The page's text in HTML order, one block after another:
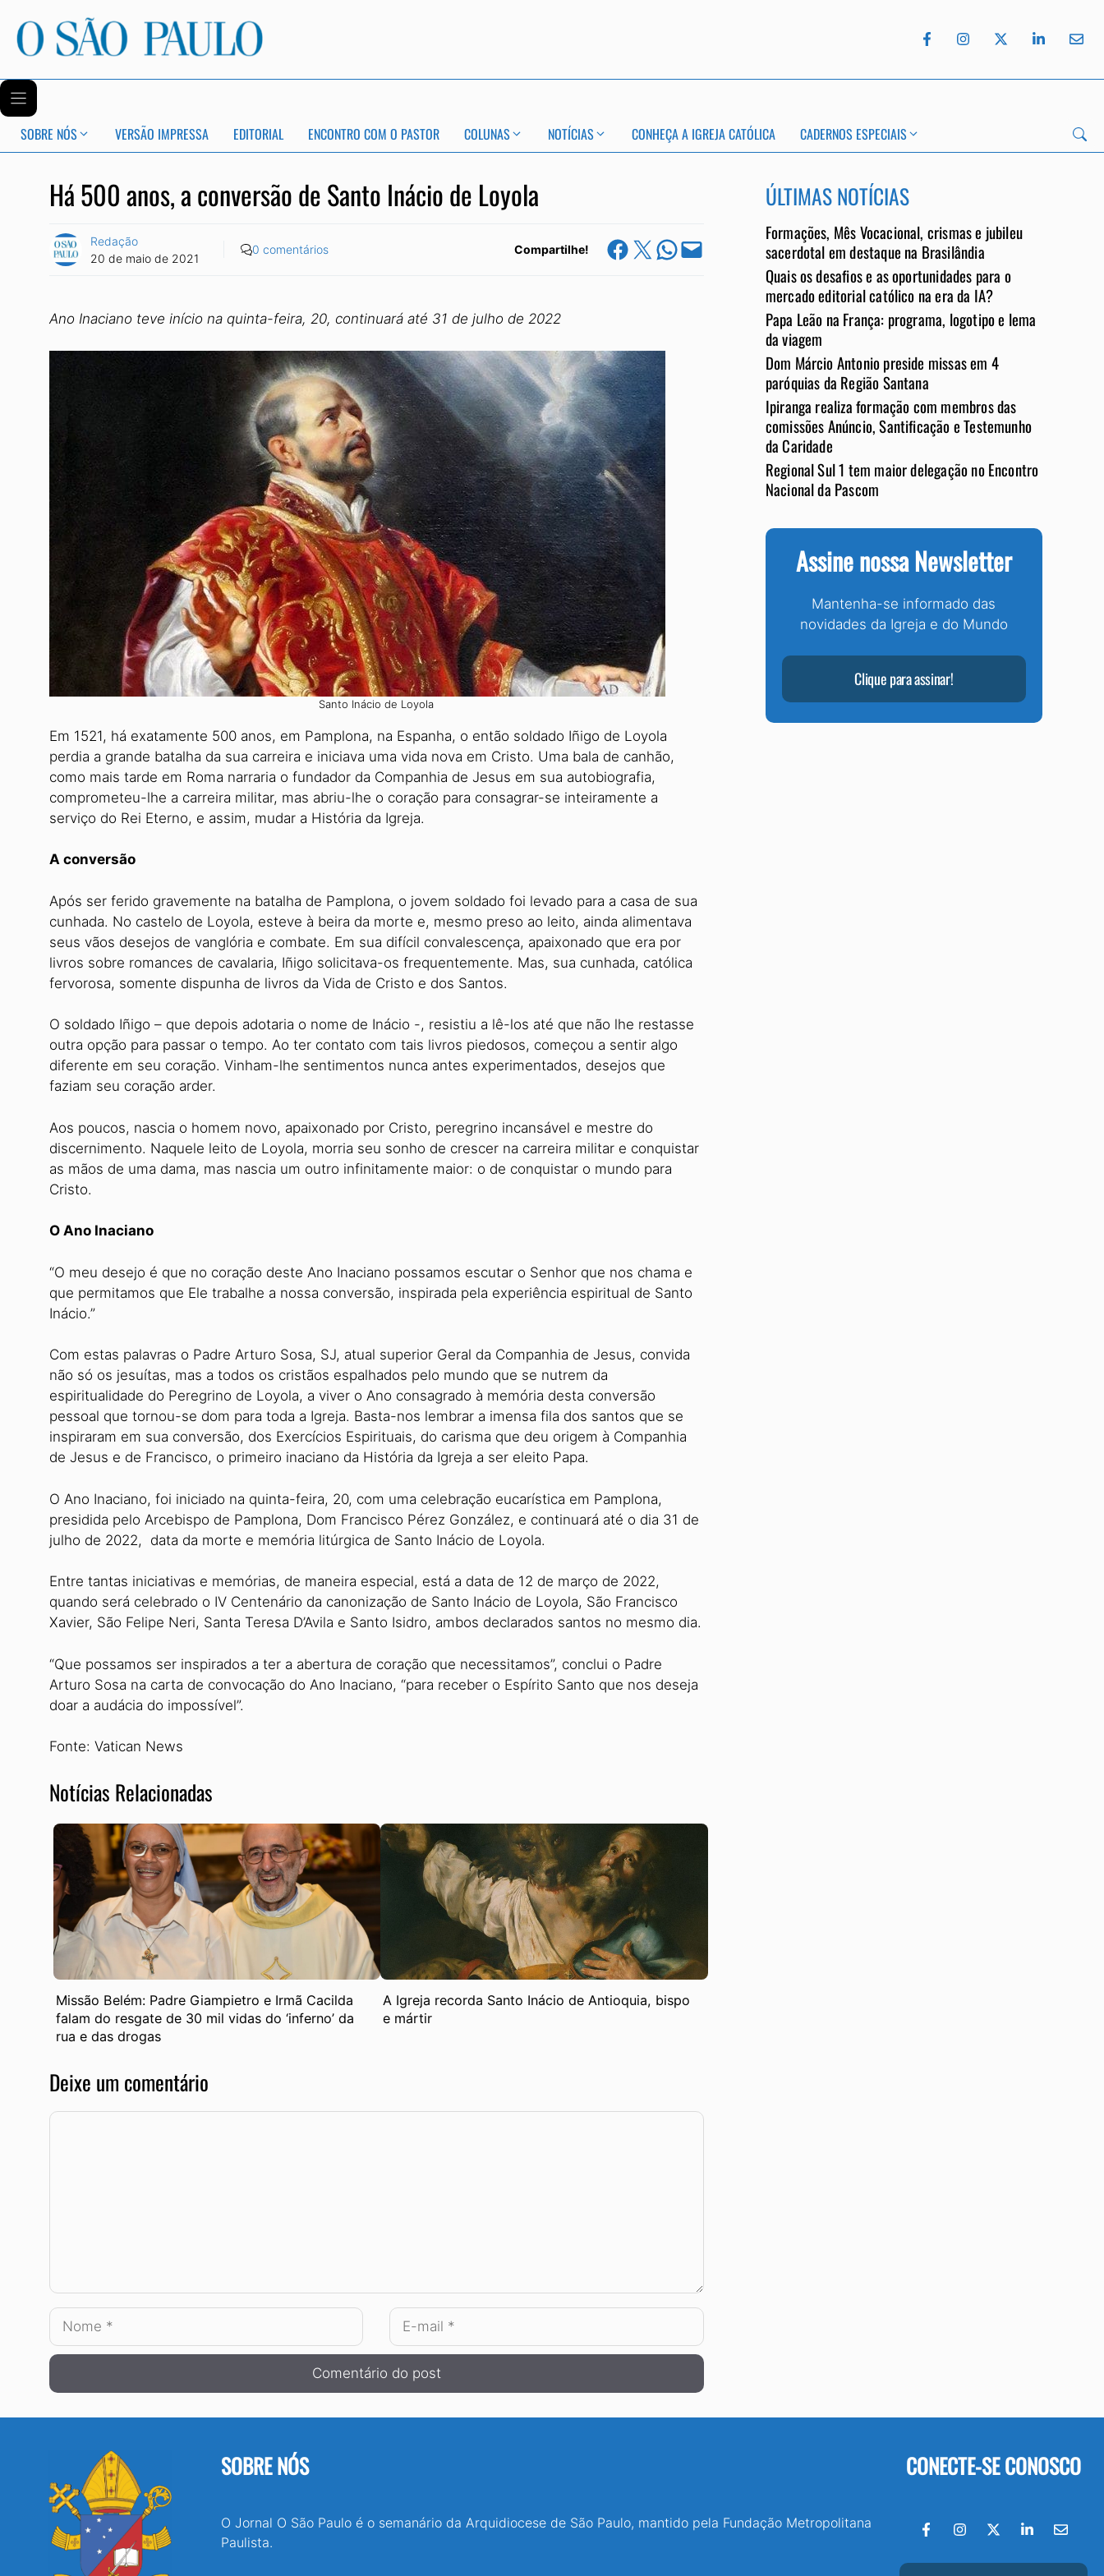
SOBRE NÓS VERSÃO IMPRESSA EDITORIAL ENCONTRO COM O PASTOR COLUNAS NOTÍCIAS CONHEÇA A IGREJA CATÓLICA CADERNOS ESPECIAIS
Há 500 anos, a conversão de Santo Inácio de Loyola
Redação
20 de maio de 2021
0 comentários Compartilhe! Share on Facebook
Share on X Share on WhatsApp
Email this Page
Ano Inaciano teve início na quinta-feira, 20, continuará até 31 de julho de 2022
Santo Inácio de Loyola
Em 1521, há exatamente 500 anos, em Pamplona, na Espanha, o então soldado Iñigo de Loyola
perdia a grande batalha da sua carreira e iniciava uma vida nova em Cristo. Uma bala de canhão,
como mais tarde em Roma narraria o fundador da Companhia de Jesus em sua autobiografia,
comprometeu-lhe a carreira militar, mas abriu-lhe o coração para consagrar-se inteiramente a
serviço do Rei Eterno, e assim, mudar a História da Igreja.
A conversão
Após ser ferido gravemente na batalha de Pamplona, o jovem soldado foi levado para a casa de sua
cunhada. No castelo de Loyola, esteve à beira da morte e, mesmo preso ao leito, ainda alimentava
seus vãos desejos de vanglória e combate. Em sua difícil convalescença, apaixonado que era por
livros sobre romances de cavalaria, Iñigo solicitava-os frequentemente. Mas, sua cunhada, católica
fervorosa, somente dispunha de livros da Vida de Cristo e dos Santos.
O soldado Iñigo – que depois adotaria o nome de Inácio -, resistiu a lê-los até que não lhe restasse
outra opção para passar o tempo. Ao ter contato com tais livros piedosos, começou a sentir algo
diferente em seu coração. Vinham-lhe sentimentos nunca antes experimentados, desejos que
faziam seu coração arder.
Aos poucos, nascia o homem novo, apaixonado por Cristo, peregrino incansável e mestre do
discernimento. Naquele leito de Loyola, morria seu sonho de crescer na carreira militar e conquistar
as mãos de uma dama, mas nascia um outro infinitamente maior: o de conquistar o mundo para
Cristo.
O Ano Inaciano
“O meu desejo é que no coração deste Ano Inaciano possamos escutar o Senhor que nos chama e
que permitamos que Ele trabalhe a nossa conversão, inspirada pela experiência espiritual de Santo
Inácio.”
Com estas palavras o Padre Arturo Sosa, SJ, atual superior Geral da Companhia de Jesus, convida
não só os jesuítas, mas a todos os cristãos espalhados pelo mundo que se nutrem da
espiritualidade do Peregrino de Loyola, a viver o Ano consagrado à memória desta conversão
pessoal que tornou-se dom para toda a Igreja. Basta-nos lembrar a imensa fila dos santos que se
inspiraram em sua conversão, dos Exercícios Espirituais, do carisma que deu origem à Companhia
de Jesus e de Francisco, o primeiro inaciano da História da Igreja a ser eleito Papa.
O Ano Inaciano, foi iniciado na quinta-feira, 20, com uma celebração eucarística em Pamplona,
presidida pelo Arcebispo de Pamplona, Dom Francisco Pérez González, e continuará até o dia 31 de
julho de 2022, data da morte e memória litúrgica de Santo Inácio de Loyola.
Entre tantas iniciativas e memórias, de maneira especial, está a data de 12 de março de 2022,
quando será celebrado o IV Centenário da canonização de Santo Inácio de Loyola, São Francisco
Xavier, São Felipe Neri, Santa Teresa D’Avila e Santo Isidro, ambos declarados santos no mesmo dia.
“Que possamos ser inspirados a ter a abertura de coração que necessitamos”, conclui o Padre
Arturo Sosa na carta de convocação do Ano Inaciano, “para receber o Espírito Santo que nos deseja
doar a audácia do impossível”.
Fonte: Vatican News
Notícias Relacionadas
Missão Belém: Padre Giampietro e Irmã Cacilda
falam do resgate de 30 mil vidas do ‘inferno’ da
rua e das drogas
A Igreja recorda Santo Inácio de Antioquia, bispo
e mártir
Deixe um comentário
Comentário
Nome
E-
ÚLTIMAS NOTÍCIAS
Formações, Mês Vocacional, crismas e jubileu
sacerdotal em destaque na Brasilândia
Quais os desafios e as oportunidades para o
mercado editorial católico na era da IA?
Papa Leão na França: programa, logotipo e lema
da viagem
Dom Márcio Antonio preside missas em 4
paróquias da Região Santana
Ipiranga realiza formação com membros das
comissões Anúncio, Santificação e Testemunho
da Caridade
Regional Sul 1 tem maior delegação no Encontro
Nacional da Pascom
Assine nossa Newsletter
Mantenha-se informado das
novidades da Igreja e do Mundo
Clique para assinar!
SOBRE NÓS
O Jornal O São Paulo é o semanário da Arquidiocese de São Paulo, mantido pela Fundação Metropolitana
Paulista.
CONECTE-SE CONOSCO